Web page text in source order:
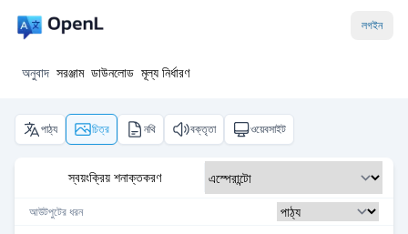
লগইন
অনুবাদ সরঞ্জাম ডাউনলোড মূল্য নির্ধারণ
পাঠ্য চিত্র নথি বক্তৃতা ওয়েবসাইট
স্বয়ংক্রিয় শনাক্তকরণ
আউটপুটের ধরন